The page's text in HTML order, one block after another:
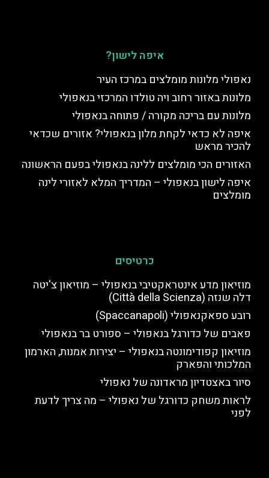
איפה לישון?
נאפולי מלונות מומלצים במרכז העיר
מלונות באזור רחוב ויה טולדו המרכזי בנאפולי
מלונות עם בריכה מקורה / פתוחה בנאפולי
איפה לא כדאי לקחת מלון בנאפולי? אזורים שכדאי
להכיר מראש
האזורים הכי מומלצים ללינה בנאפולי בפעם הראשונה
איפה לישון בנאפולי – המדריך המלא לאזורי לינה
מומלצים
כרטיסים
מוזיאון מדע אינטראקטיבי בנאפולי – מוזיאון צ'יטה
דלה שנזה (Città della Scienza)
רובע ספאקנאפולי (Spaccanapoli)
פאבים של כדורגל בנאפולי – ספורט בר בנאפולי
מוזיאון קפודימונטה בנאפולי – יצירות אמנות, הארמון
המלכותי והפארק
סיור באצטדיון מראדונה של נאפולי
לראות משחק כדורגל של נאפולי – מה צריך לדעת
לפני